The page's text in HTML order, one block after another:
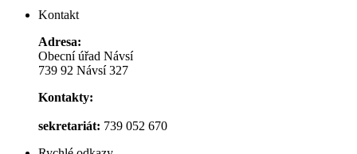
Kontakt
Adresa:
Obecní úřad Návsí
739 92 Návsí 327
Kontakty:
sekretariát: 739 052 670